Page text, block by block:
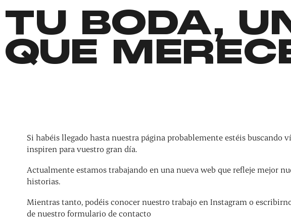
TU BODA,
QUE
Si habéis llegado hasta nuestra página probablemente estéis buscando
inspiren para vuestro gran día.
Actualmente estamos trabajando en una nueva web que refleje mejor
historias.
Mientras tanto, podéis conocer nuestro trabajo en Instagram o
de nuestro formulario de contacto